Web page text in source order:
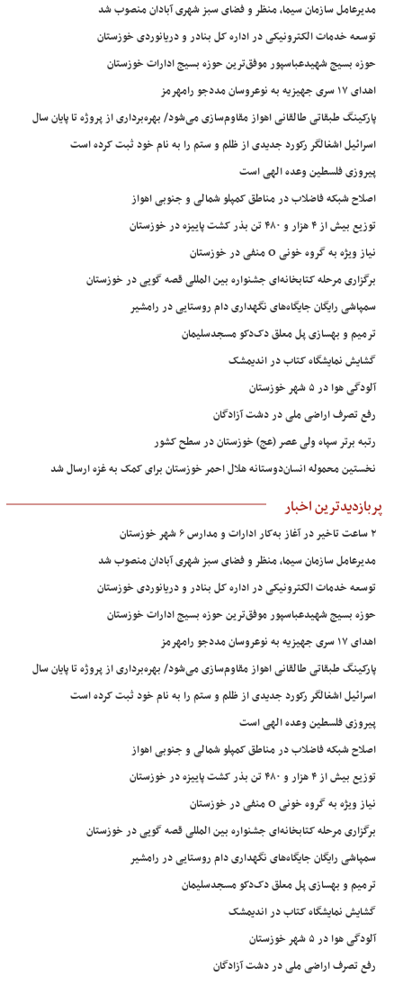
مدیرعامل سازمان سیما، منظر و فضای سبز شهری آبادان منصوب شد
توسعه خدمات الکترونیکی در اداره کل بنادر و دریانوردی خوزستان
حوزه بسیج شهیدعباسپور موفق‌ترین حوزه بسیج ادارات خوزستان
اهدای ۱۷ سری جهیزیه به نوعروسان مددجو رامهرمز
پارکینگ طبقاتی طالقانی اهواز مقاوم‌سازی می‌شود/ بهره‌برداری از پروژه تا پایان سال
اسرائیل اشغالگر رکورد جدیدی از ظلم و ستم را به نام خود ثبت کرده است
پیروزی فلسطین وعده الهی است
اصلاح شبکه فاضلاب در مناطق کمپلو شمالی و جنوبی اهواز
توزیع بیش از ۴ هزار و ۴۸۰ تن بذر کشت پاییزه در خوزستان
نیاز ویژه به گروه خونی O منفی در خوزستان
برگزاری مرحله کتابخانه‌ای جشنواره بین المللی قصه گویی در خوزستان
سمپاشی رایگان جایگاه‌های نگهداری دام روستایی در رامشیر
ترمیم و بهسازی پل معلق دک‌دکو مسجدسلیمان
گشایش نمایشگاه کتاب در اندیمشک
آلودگی هوا در ۵ شهر خوزستان
رفع تصرف اراضی ملی در دشت آزادگان
رتبه برتر سپاه ولی عصر (عج) خوزستان در سطح کشور
نخستین محموله انسان‌دوستانه هلال احمر خوزستان برای کمک به غزه ارسال شد
پربازدیدترین اخبار
۲ ساعت تاخیر در آغاز به‌کار ادارات و مدارس ۶ شهر خوزستان
مدیرعامل سازمان سیما، منظر و فضای سبز شهری آبادان منصوب شد
توسعه خدمات الکترونیکی در اداره کل بنادر و دریانوردی خوزستان
حوزه بسیج شهیدعباسپور موفق‌ترین حوزه بسیج ادارات خوزستان
اهدای ۱۷ سری جهیزیه به نوعروسان مددجو رامهرمز
پارکینگ طبقاتی طالقانی اهواز مقاوم‌سازی می‌شود/ بهره‌برداری از پروژه تا پایان سال
اسرائیل اشغالگر رکورد جدیدی از ظلم و ستم را به نام خود ثبت کرده است
پیروزی فلسطین وعده الهی است
اصلاح شبکه فاضلاب در مناطق کمپلو شمالی و جنوبی اهواز
توزیع بیش از ۴ هزار و ۴۸۰ تن بذر کشت پاییزه در خوزستان
نیاز ویژه به گروه خونی O منفی در خوزستان
برگزاری مرحله کتابخانه‌ای جشنواره بین المللی قصه گویی در خوزستان
سمپاشی رایگان جایگاه‌های نگهداری دام روستایی در رامشیر
ترمیم و بهسازی پل معلق دک‌دکو مسجدسلیمان
گشایش نمایشگاه کتاب در اندیمشک
آلودگی هوا در ۵ شهر خوزستان
رفع تصرف اراضی ملی در دشت آزادگان